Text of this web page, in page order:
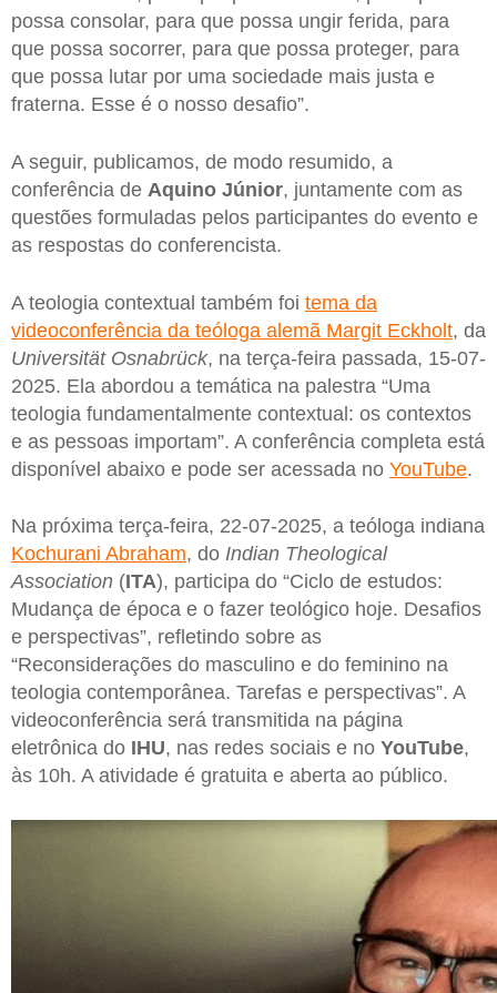
possa consolar, para que possa ungir ferida, para
que possa socorrer, para que possa proteger, para
que possa lutar por uma sociedade mais justa e
fraterna. Esse é o nosso desafio”.
A seguir, publicamos, de modo resumido, a
conferência de Aquino Júnior, juntamente com as
questões formuladas pelos participantes do evento e
as respostas do conferencista.
A teologia contextual também foi tema da
videoconferência da teóloga alemã Margit Eckholt, da
Universität Osnabrück, na terça-feira passada, 15-07-
2025. Ela abordou a temática na palestra “Uma
teologia fundamentalmente contextual: os contextos
e as pessoas importam”. A conferência completa está
disponível abaixo e pode ser acessada no YouTube.
Na próxima terça-feira, 22-07-2025, a teóloga indiana
Kochurani Abraham, do Indian Theological
Association (ITA), participa do “Ciclo de estudos:
Mudança de época e o fazer teológico hoje. Desafios
e perspectivas”, refletindo sobre as
“Reconsiderações do masculino e do feminino na
teologia contemporânea. Tarefas e perspectivas”. A
videoconferência será transmitida na página
eletrônica do IHU, nas redes sociais e no YouTube,
às 10h. A atividade é gratuita e aberta ao público.